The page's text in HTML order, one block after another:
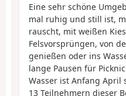
Eine sehr schöne
mal ruhig und still ist,
rauscht, mit weißen
Felsvorsprüngen, von
genießen oder ins
lange Pausen für
Wasser ist Anfang April
13 Teilnehmern dieser